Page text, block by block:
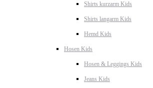
Shirts kurzarm Kids
Shirts langarm Kids
Hemd Kids
Hosen Kids
Hosen & Leggings Kids
Jeans Kids